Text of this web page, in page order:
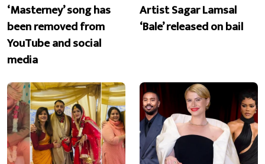
‘Masterney’ song has
been removed from
YouTube and social
media
Artist Sagar Lamsal
‘Bale’ released on bail